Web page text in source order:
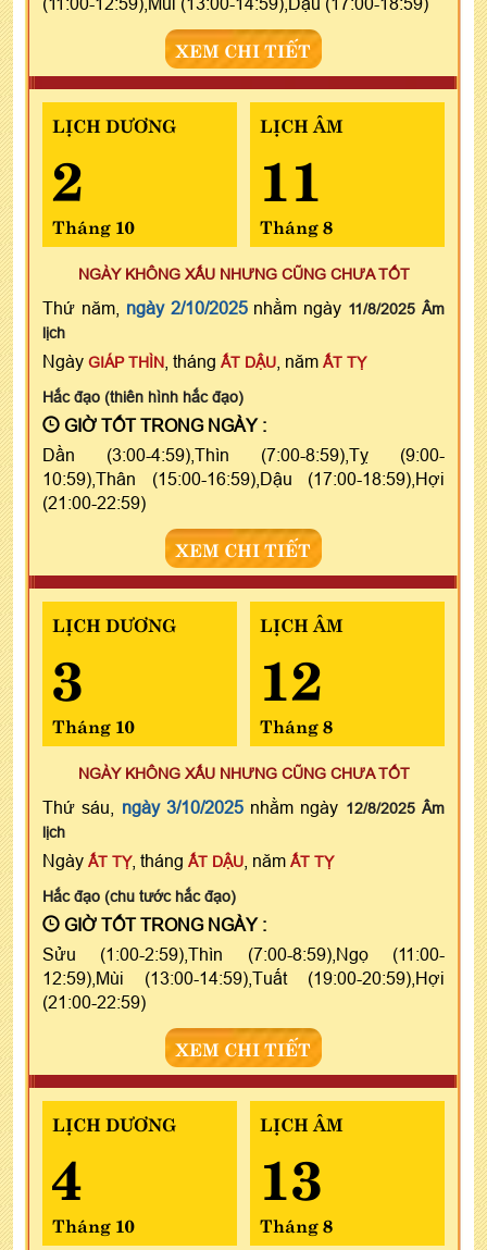
XEM CHI TIẾT
LỊCH DƯƠNG
2
Tháng 10
LỊCH ÂM
11
Tháng 8
NGÀY KHÔNG XẤU NHƯNG CŨNG CHƯA TỐT
Thứ năm, ngày 2/10/2025nhằm ngày 11/8/2025 Âm
lịch
Ngày GIÁP THÌN , tháng ẤT DẬU , năm ẤT TỴ
Hắc đạo (thiên hình hắc đạo)
GIỜ TỐT TRONG NGÀY :
Dần (3:00-4:59),Thìn (7:00-8:59),Tỵ (9:00-
10:59),Thân (15:00-16:59),Dậu (17:00-18:59),Hợi
(21:00-22:59)
XEM CHI TIẾT
LỊCH DƯƠNG
3
Tháng 10
LỊCH ÂM
12
Tháng 8
NGÀY KHÔNG XẤU NHƯNG CŨNG CHƯA TỐT
Thứ sáu, ngày 3/10/2025nhằm ngày 12/8/2025 Âm
lịch
Ngày ẤT TỴ, tháng ẤT DẬU , năm ẤT TỴ
Hắc đạo (chu tước hắc đạo)
GIỜ TỐT TRONG NGÀY :
Sửu (1:00-2:59),Thìn (7:00-8:59),Ngọ (11:00-
12:59),Mùi (13:00-14:59),Tuất (19:00-20:59),Hợi
(21:00-22:59)
XEM CHI TIẾT
LỊCH DƯƠNG
4
Tháng 10
LỊCH ÂM
13
Tháng 8